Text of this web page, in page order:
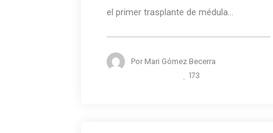
el primer trasplante de médula...
Por Mari Gómez Becerra
173